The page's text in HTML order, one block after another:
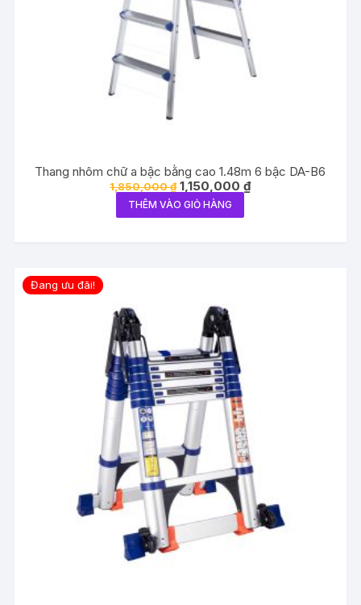
Thang nhôm chữ a bậc bằng cao 1.48m 6 bậc DA-B6
1,850,000₫ Giá
gốc
là:
1,850,000 ₫.
1,150,000₫Giá
hiện
THÊM VÀO GIỎ HÀNG
Đang ưu đãi!